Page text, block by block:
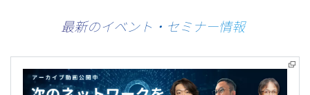
最新のイベント・セミナー情報